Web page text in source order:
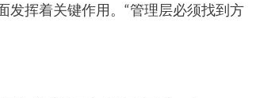
发挥着关键作用。“管理层必须找到方